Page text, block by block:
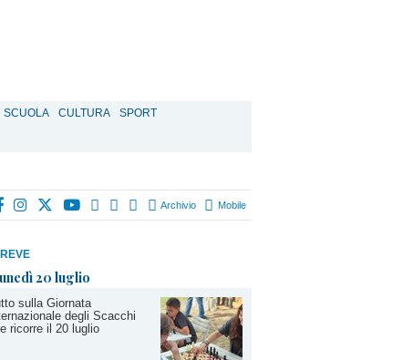
SCUOLA CULTURA
SPORT
Archivio Mobile
20 luglio
sulla Giornata
degli Scacchi
ricorre il 20 luglio